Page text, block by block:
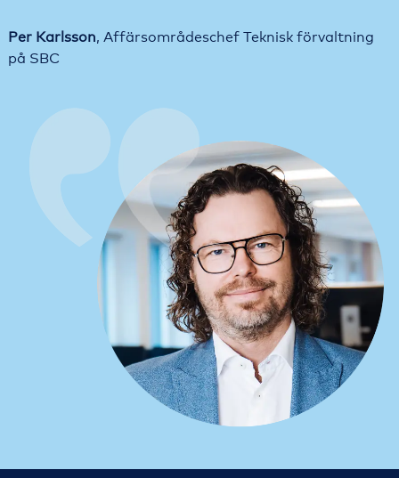
Per Karlsson, Affärsområdeschef Teknisk förvaltning
på SBC